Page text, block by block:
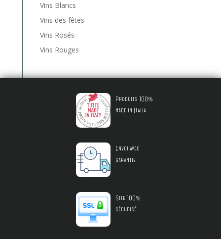
Vins Blancs
Vins des fêtes
Vins Rosés
Vins Rouges
Produits 100%
made in Italia
Envoi avec
garantie
Site 100%
sécurisé